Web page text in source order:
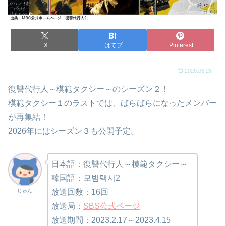
X はてブ Pinterest
2026.06.28
復讐代行人～模範タクシー～のシーズン２！
模範タクシー１のラストでは、ばらばらになったメンバー
が再集結！
2026年にはシーズン３も公開予定。
じゅん
日本語：復讐代行人～模範タクシー～
韓国語：모범택시2
放送回数：16回
放送局： SBS公式ページ
放送期間：2023.2.17～2023.4.15